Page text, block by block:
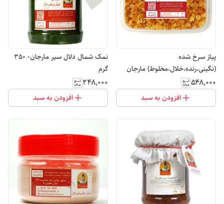
پیاز سرخ شده
(نگینی،رنده،خلال،مخلوط) مارجان
250 گرم
۵۴۸٬۰۰۰
افزودن به سبد
نمک شمال دلال سیر مارجان- 350
گرم
۲۴۸٬۰۰۰
افزودن به سبد